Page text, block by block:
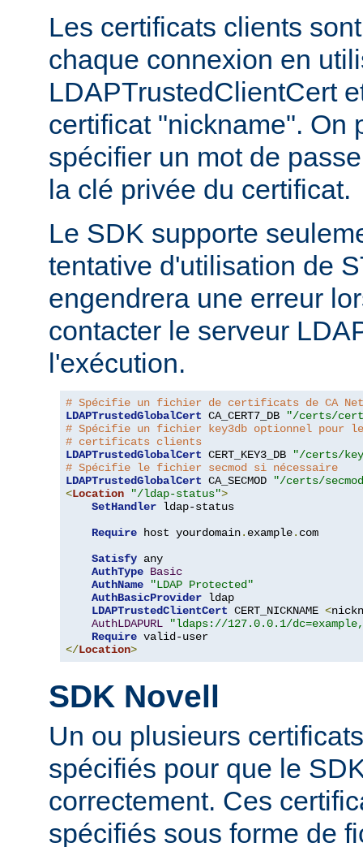
Les certificats clients
chaque connexion en
LDAPTrustedClientCert
certificat "nickname". On
spécifier un mot de
la clé privée du certificat.
Le SDK supporte
tentative d'utilisation de
engendrera une erreur
contacter le serveur
l'exécution.
# Spécifie un fichier de certificats de CA
LDAPTrustedGlobalCert CA_CERT7_DB
"/certs/
# Spécifie un fichier key3db optionnel pour
# certificats clients
LDAPTrustedGlobalCert CERT_KEY3_DB
"/certs/
# Spécifie le fichier secmod si nécessaire
LDAPTrustedGlobalCert CA_SECMOD
"/certs/
<Location "/ldap-status">
SetHandler ldap-status
Require host yourdomain. example. com
Satisfy any
AuthType Basic
AuthName
"LDAP Protected"
AuthBasicProvider ldap
LDAPTrustedClientCert CERT_NICKNAME <
AuthLDAPURL
"ldaps://127.0.0.1/
Require
</Location>
SDK Novell
Un ou plusieurs
spécifiés pour que le
correctement. Ces
spécifiés sous forme de